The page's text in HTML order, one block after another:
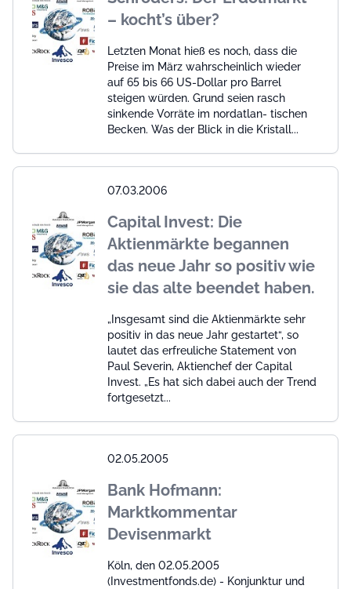
– kocht’s über?
Letzten Monat hieß es noch, dass die
Preise im März wahrscheinlich wieder
auf 65 bis 66 US-Dollar pro Barrel
steigen würden. Grund seien rasch
sinkende Vorräte im nordatlan- tischen
Becken. Was der Blick in die Kristall...
07.03.2006
Capital Invest: Die
Aktienmärkte begannen
das neue Jahr so positiv wie
sie das alte beendet haben.
„Insgesamt sind die Aktienmärkte sehr
positiv in das neue Jahr gestartet“, so
lautet das erfreuliche Statement von
Paul Severin, Aktienchef der Capital
Invest. „Es hat sich dabei auch der Trend
fortgesetzt...
02.05.2005
Bank Hofmann:
Marktkommentar
Devisenmarkt
Köln, den 02.05.2005
(Investmentfonds.de) - Konjunktur und